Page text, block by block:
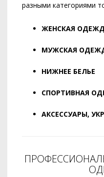
разными категориями
ЖЕНСКАЯ
МУЖСКАЯ
НИЖНЕЕ БЕЛЬЕ
СПОРТИВНАЯ
АКСЕССУАРЫ,